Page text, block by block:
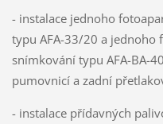
- instalace jednoho
typu AFA-33/20 a jednoho
snímkování typu AFA-BA-
pumovnicí a zadní
- instalace přídavných